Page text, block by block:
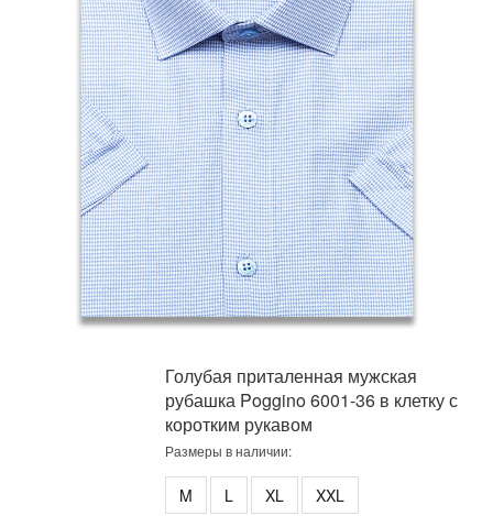
Голубая приталенная мужская
рубашка Poggino 6001-36 в клетку с
коротким рукавом
Размеры в наличии:
M L XL XXL